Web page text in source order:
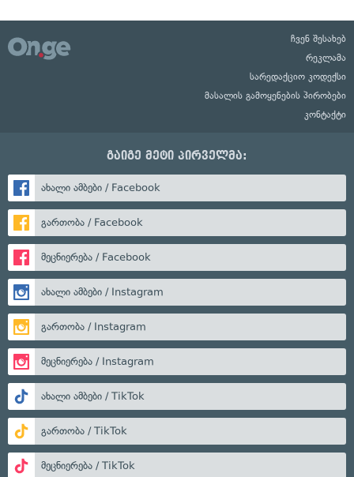
ჩვენ შესახებ
რეკლამა
სარედაქციო კოდექსი
მასალის გამოყენების პირობები
კონტაქტი
გაიგე მეტი პირველმა:
ახალი ამბები / Facebook
გართობა / Facebook
მეცნიერება / Facebook
ახალი ამბები / Instagram
გართობა / Instagram
მეცნიერება / Instagram
ახალი ამბები / TikTok
გართობა / TikTok
მეცნიერება / TikTok